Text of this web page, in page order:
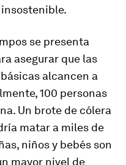
se presenta
asegurar que las
alcancen a
100 personas
Un brote de cólera
matar a miles de
niños y bebés son
mayor nivel de